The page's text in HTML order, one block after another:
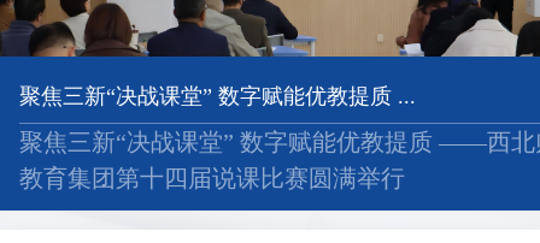
聚焦三新“决战课堂” 数字赋能优教提质 ...
聚焦三新“决战课堂” 数字赋能优教提质 ——西北
教育集团第十四届说课比赛圆满举行